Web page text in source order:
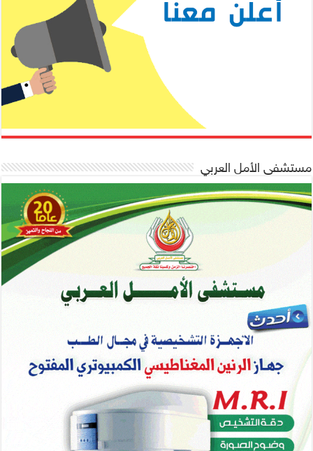
مستشفى الأمل العربي